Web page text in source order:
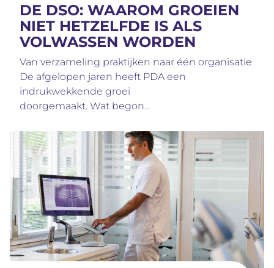
DE DSO: WAAROM GROEIEN
NIET HETZELFDE IS ALS
VOLWASSEN WORDEN
Van verzameling praktijken naar één organisatie
De afgelopen jaren heeft PDA een
indrukwekkende groei
doorgemaakt. Wat begon...